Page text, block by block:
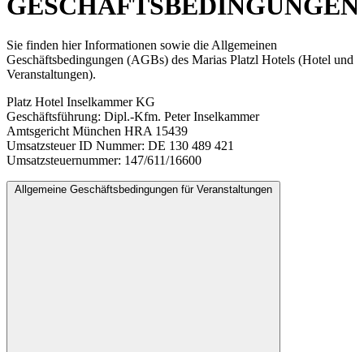
Sie finden hier Informationen sowie die Allgemeinen
Geschäftsbedingungen (AGBs) des Marias Platzl Hotels (Hotel und
Veranstaltungen).
Platz Hotel Inselkammer KG
Geschäftsführung: Dipl.-Kfm. Peter Inselkammer
Amtsgericht München HRA 15439
Umsatzsteuer ID Nummer: DE 130 489 421
Umsatzsteuernummer: 147/611/16600
Allgemeine Geschäftsbedingungen für Veranstaltungen